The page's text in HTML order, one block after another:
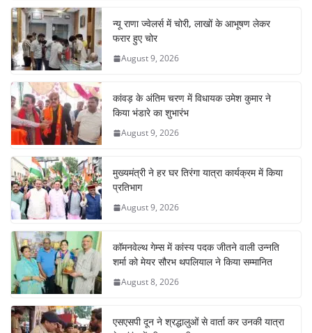
b
o
o
k
A
p
p
st dI a
m
न्यू राणा ज्वेलर्स में चोरी, लाखों के आभूषण लेकर
फरार हुए चोर
August 9, 2026
कांवड़ के अंतिम चरण में विधायक उमेश कुमार ने
किया भंडारे का शुभारंभ
August 9, 2026
मुख्यमंत्री ने हर घर तिरंगा यात्रा कार्यक्रम में किया
प्रतिभाग
August 9, 2026
कॉमनवेल्थ गेम्स में कांस्य पदक जीतने वाली उन्नति
शर्मा को मेयर सौरभ थपलियाल ने किया सम्मानित
August 8, 2026
एसएसपी दून ने श्रद्धालुओं से वार्ता कर उनकी यात्रा